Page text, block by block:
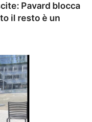
Pavard blocca
il resto è un